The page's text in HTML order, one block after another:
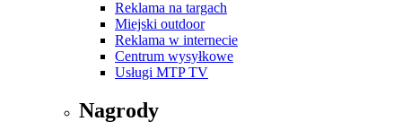
Reklama na targach
Miejski outdoor
Reklama w internecie
Centrum wysyłkowe
Usługi MTP TV
Nagrody